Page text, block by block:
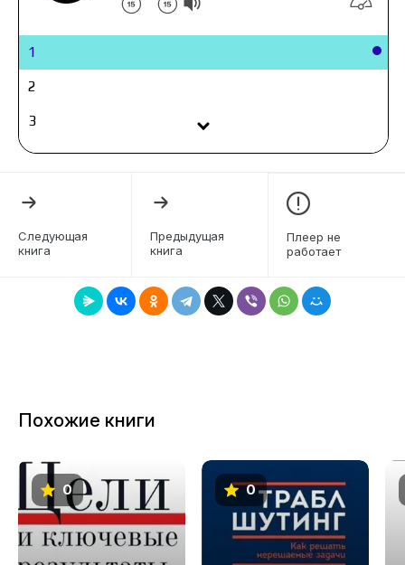
1
2
3
4
7
12
13
14
15
Следующая
книга
Предыдущая
книга
Плеер не
работает
Похожие книги
0 0